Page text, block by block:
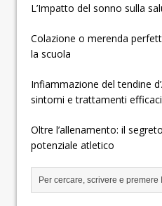
L’Impatto del sonno sulla
Colazione o merenda
la scuola
Infiammazione del tendine
sintomi e trattamenti efficaci
Oltre l’allenamento: il
potenziale atletico